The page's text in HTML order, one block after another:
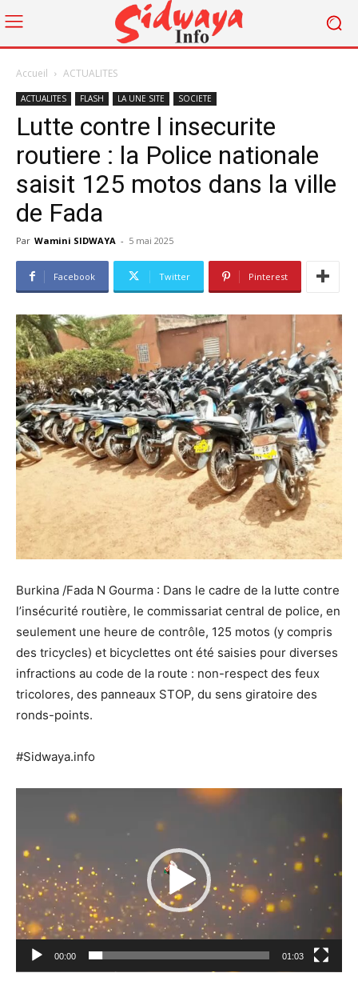
Accueil ACTUALITES
ACTUALITES FLASH LA UNE SITE SOCIETE
Lutte contre l insecurite
routiere : la Police nationale
saisit 125 motos dans la ville
de Fada
Par Wamini SIDWAYA - 5 mai 2025
Facebook Twitter Pinterest
Burkina /Fada N Gourma : Dans le cadre de la lutte contre
l’insécurité routière, le commissariat central de police, en
seulement une heure de contrôle, 125 motos (y compris
des tricycles) et bicyclettes ont été saisies pour diverses
infractions au code de la route : non-respect des feux
tricolores, des panneaux STOP, du sens giratoire des
ronds-points.
#Sidwaya.info
Lecteur
00:00 01:03